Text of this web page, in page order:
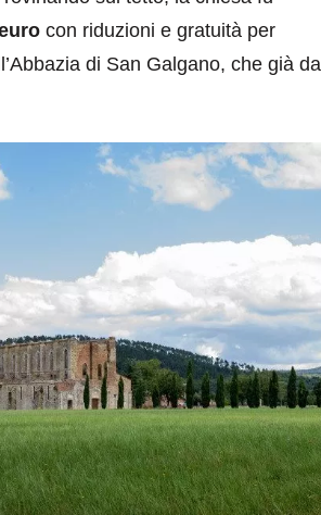
con riduzioni e gratuità per
di San Galgano, che già da